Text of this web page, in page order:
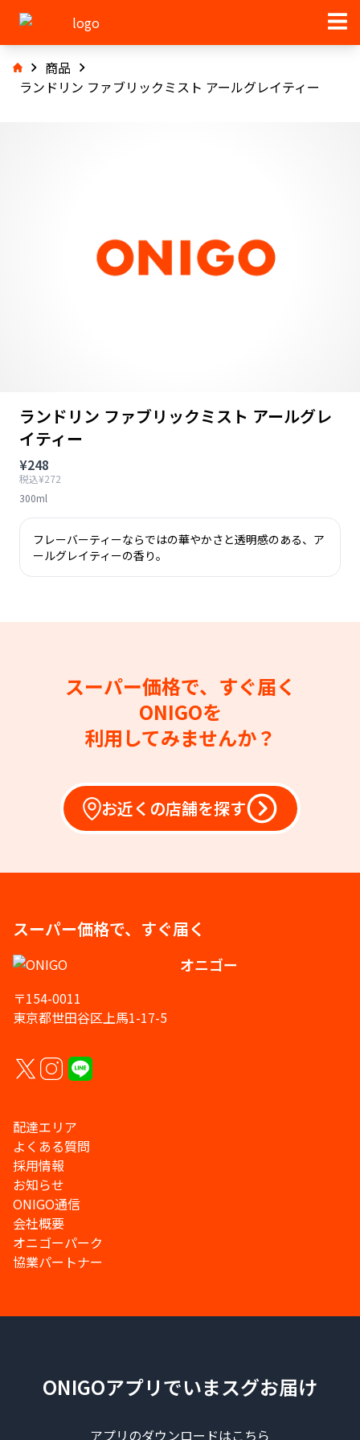
商品
ランドリン ファブリックミスト アールグレイティー
ランドリン ファブリックミスト アールグレ
イティー
¥248
税込¥272
300ml
フレーバーティーならではの華やかさと透明感のある、ア
ールグレイティーの香り。
スーパー価格で、すぐ届く
ONIGOを
利用してみませんか？
お近くの店舗を探す
スーパー価格で、すぐ届く
オニゴー
〒154-0011
東京都世田谷区上馬1-17-5
配達エリア
よくある質問
採用情報
お知らせ
ONIGO通信
会社概要
オニゴーパーク
協業パートナー
ONIGOアプリでいまスグお届け
アプリのダウンロードはこちら